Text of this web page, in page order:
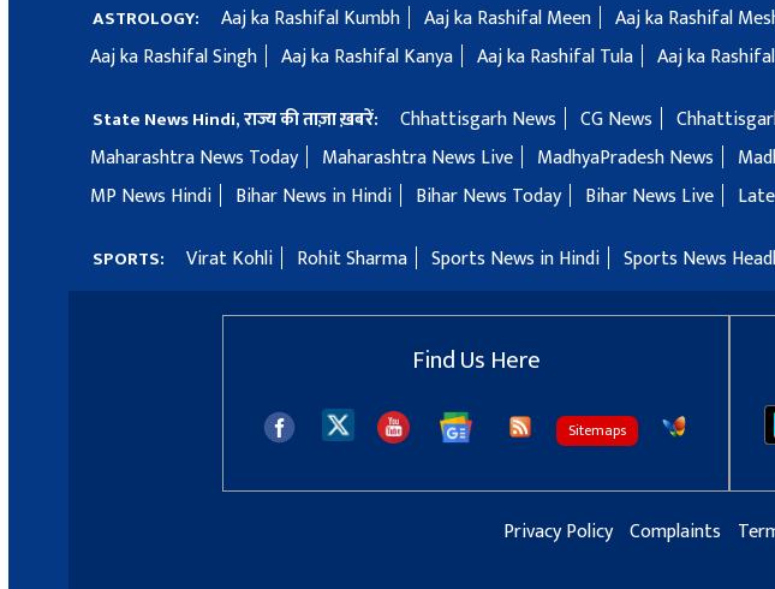
ASTROLOGY: Aaj ka Rashifal Kumbh Aaj ka Rashifal Meen Aaj ka Rashifal
Aaj ka Rashifal Singh
Aaj ka Rashifal Kanya Aaj ka Rashifal Tula Aaj ka
State News Hindi, राज्य की ताज़ा ख़बरें: Chhattisgarh News CG News
Maharashtra News Today
Maharashtra News Live MadhyaPradesh News
MP News Hindi
Bihar News in Hindi Bihar News Today Bihar News Live
SPORTS: Virat Kohli Rohit Sharma Sports News in Hindi Sports News
Find Us Here
Sitemaps
Privacy Policy Complaints